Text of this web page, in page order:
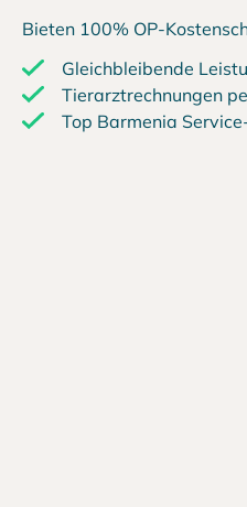
Bieten 100% OP-
Gleichbleibende
Tierarztrechnungen
Top Barmenia